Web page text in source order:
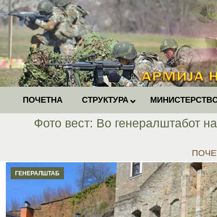
ПОЧЕТНА СТРУКТУРА
Фото вест: Во генералштабот
You
ГЕНЕРАЛШТАБ